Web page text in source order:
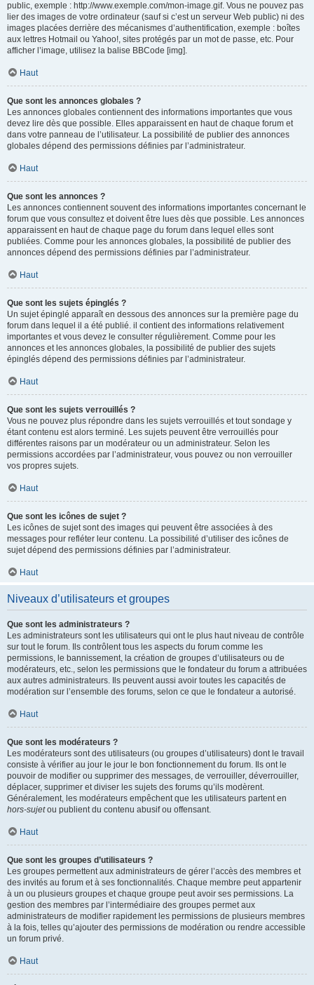
public, exemple : http://www.exemple.com/mon-image.gif. Vous ne pouvez pas
lier des images de votre ordinateur (sauf si c’est un serveur Web public) ni des
images placées derrière des mécanismes d’authentification, exemple : boîtes
aux lettres Hotmail ou Yahoo!, sites protégés par un mot de passe, etc. Pour
afficher l’image, utilisez la balise BBCode [img].
Haut
Que sont les annonces globales ?
Les annonces globales contiennent des informations importantes que vous
devez lire dès que possible. Elles apparaissent en haut de chaque forum et
dans votre panneau de l’utilisateur. La possibilité de publier des annonces
globales dépend des permissions définies par l’administrateur.
Haut
Que sont les annonces ?
Les annonces contiennent souvent des informations importantes concernant le
forum que vous consultez et doivent être lues dès que possible. Les annonces
apparaissent en haut de chaque page du forum dans lequel elles sont
publiées. Comme pour les annonces globales, la possibilité de publier des
annonces dépend des permissions définies par l’administrateur.
Haut
Que sont les sujets épinglés ?
Un sujet épinglé apparaît en dessous des annonces sur la première page du
forum dans lequel il a été publié. il contient des informations relativement
importantes et vous devez le consulter régulièrement. Comme pour les
annonces et les annonces globales, la possibilité de publier des sujets
épinglés dépend des permissions définies par l’administrateur.
Haut
Que sont les sujets verrouillés ?
Vous ne pouvez plus répondre dans les sujets verrouillés et tout sondage y
étant contenu est alors terminé. Les sujets peuvent être verrouillés pour
différentes raisons par un modérateur ou un administrateur. Selon les
permissions accordées par l’administrateur, vous pouvez ou non verrouiller
vos propres sujets.
Haut
Que sont les icônes de sujet ?
Les icônes de sujet sont des images qui peuvent être associées à des
messages pour refléter leur contenu. La possibilité d’utiliser des icônes de
sujet dépend des permissions définies par l’administrateur.
Haut
Niveaux d’utilisateurs et groupes
Que sont les administrateurs ?
Les administrateurs sont les utilisateurs qui ont le plus haut niveau de contrôle
sur tout le forum. Ils contrôlent tous les aspects du forum comme les
permissions, le bannissement, la création de groupes d’utilisateurs ou de
modérateurs, etc., selon les permissions que le fondateur du forum a attribuées
aux autres administrateurs. Ils peuvent aussi avoir toutes les capacités de
modération sur l’ensemble des forums, selon ce que le fondateur a autorisé.
Haut
Que sont les modérateurs ?
Les modérateurs sont des utilisateurs (ou groupes d’utilisateurs) dont le travail
consiste à vérifier au jour le jour le bon fonctionnement du forum. Ils ont le
pouvoir de modifier ou supprimer des messages, de verrouiller, déverrouiller,
déplacer, supprimer et diviser les sujets des forums qu’ils modèrent.
Généralement, les modérateurs empêchent que les utilisateurs partent en
hors-sujetou publient du contenu abusif ou offensant.
Haut
Que sont les groupes d’utilisateurs ?
Les groupes permettent aux administrateurs de gérer l’accès des membres et
des invités au forum et à ses fonctionnalités. Chaque membre peut appartenir
à un ou plusieurs groupes et chaque groupe peut avoir ses permissions. La
gestion des membres par l’intermédiaire des groupes permet aux
administrateurs de modifier rapidement les permissions de plusieurs membres
à la fois, telles qu’ajouter des permissions de modération ou rendre accessible
un forum privé.
Haut